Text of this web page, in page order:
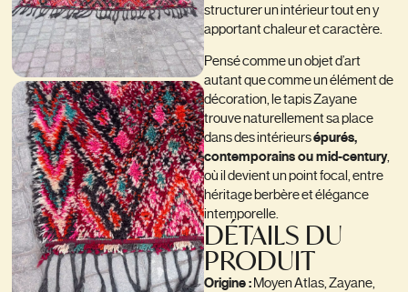
structurer un intérieur tout en y
apportant chaleur et caractère.
Pensé comme un objet d’art
autant que comme un élément de
décoration, le tapis Zayane
trouve naturellement sa place
dans des intérieursépurés,
contemporains ou mid-century,
où il devient un point focal, entre
héritage berbère et élégance
intemporelle.
DÉTAILS DU
PRODUIT
Origine :MoyenAtlas, Zayane,